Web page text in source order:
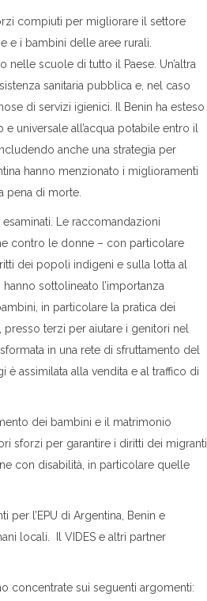
compiuti per migliorare il settore
e i bambini delle aree rurali.
nelle scuole di tutto il Paese. Un’altra
sanitaria pubblica e, nel caso
di servizi igienici. Il Benin ha esteso
universale all’acqua potabile entro il
anche una strategia per
hanno menzionato i miglioramenti
pena di morte.
Le raccomandazioni
contro le donne – con particolare
dei popoli indigeni e sulla lotta al
sottolineato l’importanza
in particolare la pratica dei
terzi per aiutare i genitori nel
in una rete di sfruttamento del
assimilata alla vendita e al traffico di
dei bambini e il matrimonio
sforzi per garantire i diritti dei migranti
con disabilità, in particolare quelle
per l’EPU di Argentina, Benin e
locali. Il VIDES e altri partner
concentrate sui seguenti argomenti: